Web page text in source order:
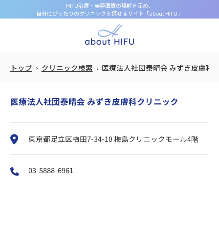
HIFU治療・美容医療の理解を深め、
自分にぴったりのクリニックを探せるサイト「about HIFU」
トップ クリニック検索 医療法人社団泰晴会 みずき皮膚科
医療法人社団泰晴会 みずき皮膚科クリニック
東京都足立区梅田7-34-10 梅島クリニックモール4階
03-5888-6961